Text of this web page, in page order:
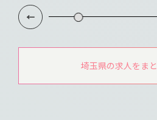
埼玉県の求人をま